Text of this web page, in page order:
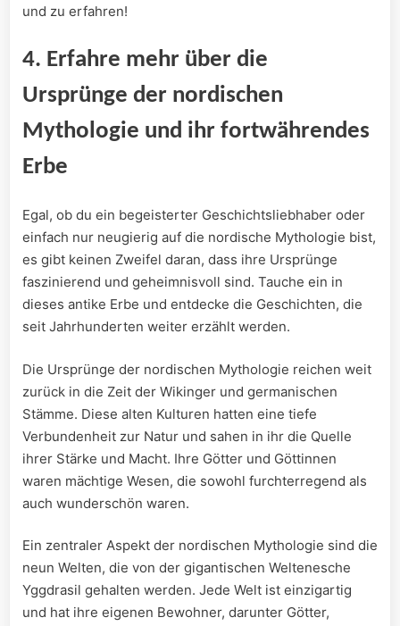
und zu erfahren!
4. Erfahre‌ mehr⁤ über ⁤die
Ursprünge⁢ der nordischen⁤
Mythologie und ihr fortwährendes
Erbe
Egal, ob du‍ ein begeisterter Geschichtsliebhaber oder‌
einfach‍ nur neugierig auf die nordische⁣ Mythologie bist,
es gibt keinen Zweifel daran, dass ihre Ursprünge
faszinierend und⁣ geheimnisvoll sind. Tauche ein in
dieses antike Erbe und entdecke die⁢ Geschichten,⁣ die
seit Jahrhunderten weiter erzählt werden.
Die Ursprünge der nordischen⁤ Mythologie reichen weit
⁢zurück in die⁤ Zeit der⁤ Wikinger und germanischen ​
Stämme. ⁤Diese alten Kulturen hatten ‍eine tiefe
Verbundenheit zur Natur ​und sahen in ihr die Quelle
ihrer Stärke und Macht. Ihre ​Götter und Göttinnen
waren mächtige ‍Wesen, die sowohl ⁣furchterregend als
auch wunderschön waren.
Ein zentraler Aspekt der nordischen ⁤Mythologie sind die
neun ⁣Welten, die von der gigantischen Weltenesche
Yggdrasil ​gehalten werden. Jede Welt ist einzigartig⁣
und hat ihre eigenen ​Bewohner, darunter ⁤Götter,